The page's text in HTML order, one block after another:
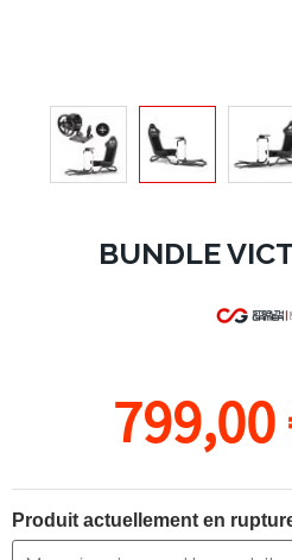
BUNDLE
799,00
Produit actuellement en